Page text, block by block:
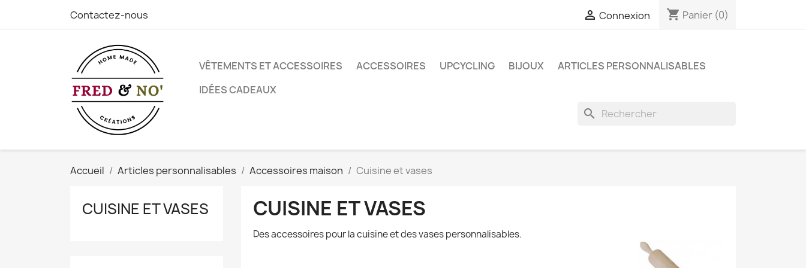
Contactez-nous  Connexion shopping_cart Panier (0)
VÊTEMENTS ET ACCESSOIRES ACCESSOIRES UPCYCLING BIJOUX
ARTICLES PERSONNALISABLES
IDÉES CADEAUX
search
Accueil Articles personnalisables Accessoires maison Cuisine et vases
CUISINE ET VASES CUISINE ET VASES
Des accessoires pour la cuisine et des vases personnalisables.